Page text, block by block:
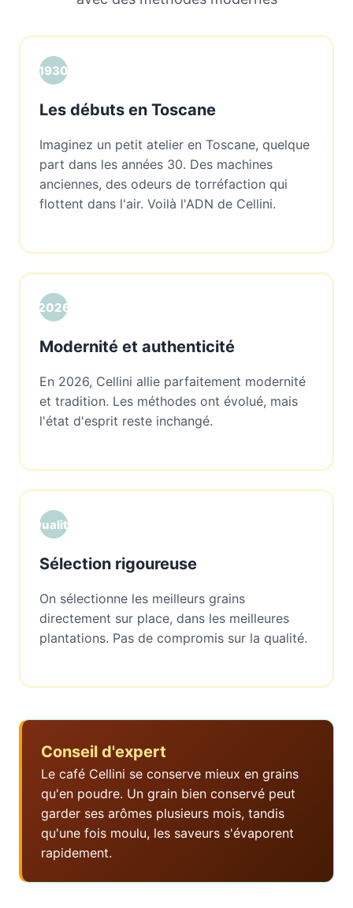
1930
Les débuts en Toscane
Imaginez un petit atelier en Toscane, quelque
part dans les années 30. Des machines
anciennes, des odeurs de torréfaction qui
flottent dans l'air. Voilà l'ADN de Cellini.
2026
Modernité et authenticité
En 2026, Cellini allie parfaitement modernité
et tradition. Les méthodes ont évolué, mais
l'état d'esprit reste inchangé.
Qualité
Sélection rigoureuse
On sélectionne les meilleurs grains
directement sur place, dans les meilleures
plantations. Pas de compromis sur la qualité.
Conseil d'expert
Le café Cellini se conserve mieux en grains
qu'en poudre. Un grain bien conservé peut
garder ses arômes plusieurs mois, tandis
qu'une fois moulu, les saveurs s'évaporent
rapidement.